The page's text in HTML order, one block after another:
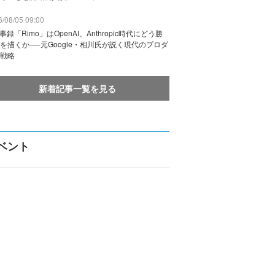
08/05 09:00
録「Rimo」はOpenAI、Anthropic時代にどう勝
描くか──元Google・相川氏が説く現代のプロダ
略
新着記事一覧を見る
ント